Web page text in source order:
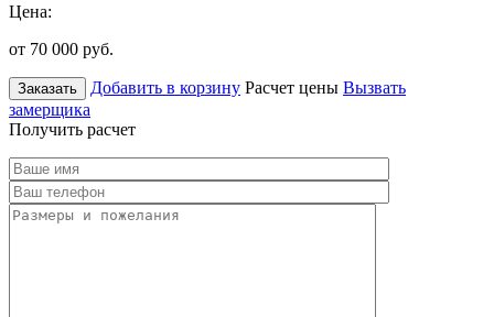
Цена:
от 70 000 руб.
Заказать Добавить в корзину Расчет цены Вызвать
замерщика
Получить расчет